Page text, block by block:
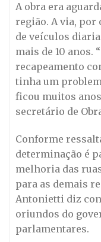
A obra era
região. A via, por
de veículos
mais de 10 anos.
recapeamento
tinha um
ficou muitos
secretário de
Conforme
determinação é
melhoria das
para as demais
Antonietti diz
oriundos do
parlamentares.